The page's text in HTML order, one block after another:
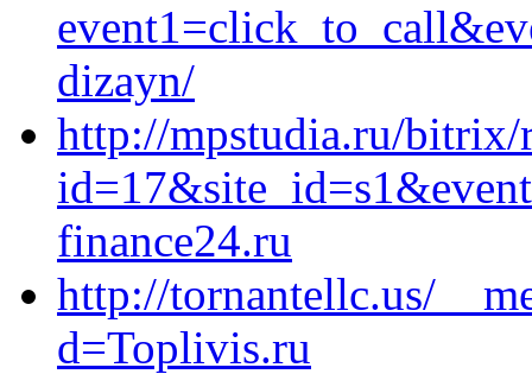
dizayn/
http://mpstudia.ru/bitrix/
finance24.ru
http://tornantellc.us/
d=Toplivis.ru